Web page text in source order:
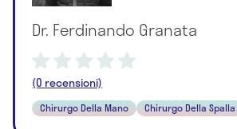
Dr. Ferdinando Granata
(0 recensioni)
Chirurgo Della Mano Chirurgo Della Spalla